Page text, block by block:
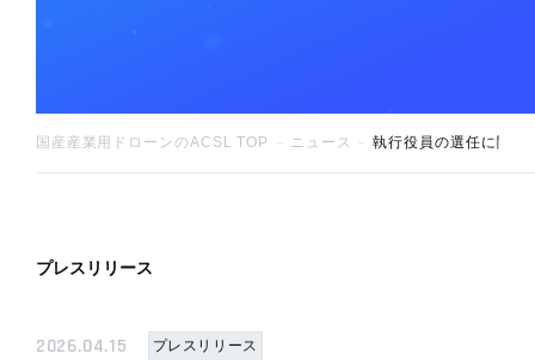
国産産業用ドローンのACSL TOP ニュース 執行役員の選任に関す
プレスリリース
2026.04.15 プレスリリース